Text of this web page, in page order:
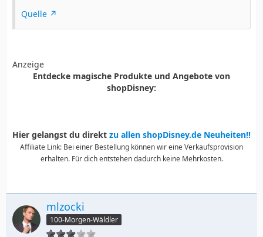
Quelle
Anzeige
Entdecke magische Produkte und Angebote von
shopDisney:
Hier gelangst du direkt zu allen shopDisney.de Neuheiten!!
Affiliate Link: Bei einer Bestellung können wir eine Verkaufsprovision
erhalten. Für dich entstehen dadurch keine Mehrkosten.
mlzocki
100-Morgen-Wäldler